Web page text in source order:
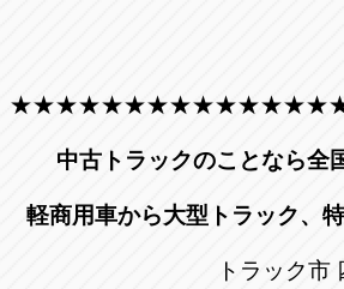
中古トラックのことなら全
軽商用車から大型トラック、
トラック市